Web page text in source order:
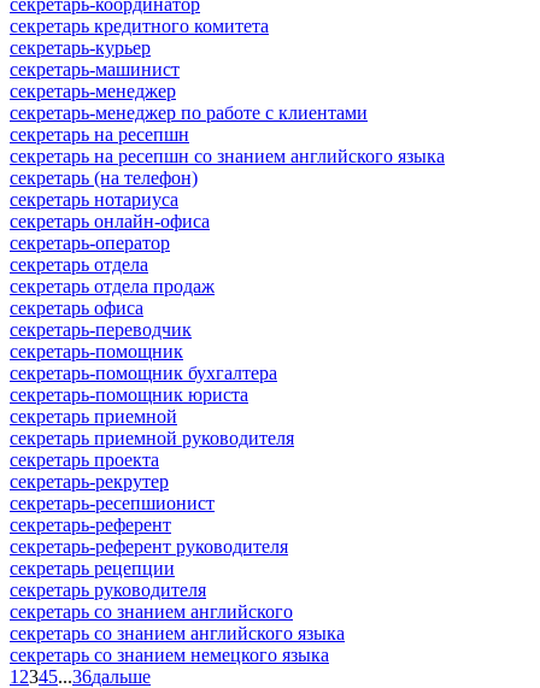
секретарь кредитного комитета
секретарь-курьер
секретарь-машинист
секретарь-менеджер
секретарь-менеджер по работе с клиентами
секретарь на ресепшн
секретарь на ресепшн со знанием английского языка
секретарь (на телефон)
секретарь нотариуса
секретарь онлайн-офиса
секретарь-оператор
секретарь отдела
секретарь отдела продаж
секретарь офиса
секретарь-переводчик
секретарь-помощник
секретарь-помощник бухгалтера
секретарь-помощник юриста
секретарь приемной
секретарь приемной руководителя
секретарь проекта
секретарь-рекрутер
секретарь-ресепшионист
секретарь-референт
секретарь-референт руководителя
секретарь рецепции
секретарь руководителя
секретарь со знанием английского
секретарь со знанием английского языка
секретарь со знанием немецкого языка
1 2345...36дальше